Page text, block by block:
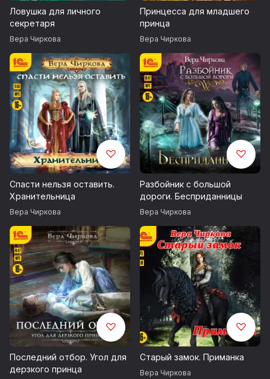
Ловушка для личного
секретаря
Вера Чиркова
Принцесса для младшего
принца
Вера Чиркова
Спасти нельзя оставить.
Хранительница
Вера Чиркова
Разбойник с большой
дороги. Бесприданницы
Вера Чиркова
Последний отбор. Угол для
дерзкого принца
Старый замок. Приманка
Вера Чиркова